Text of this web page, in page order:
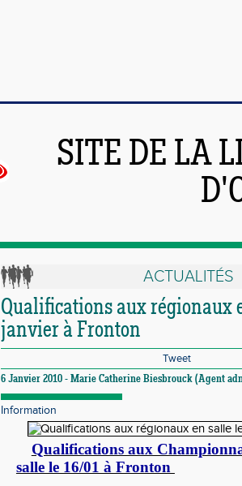
SITE DE LA
ACTUALITÉS
Qualifications aux régionaux
janvier à Fronton
Tweet
6 Janvier 2010 - Marie Catherine Biesbrouck (Agent
Information
Qualifications aux
salle le 16/01 à Fronton